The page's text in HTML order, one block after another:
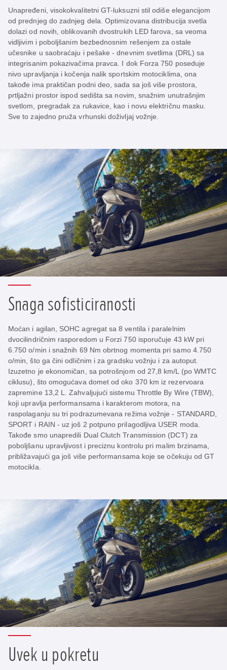
Unapređeni, visokokvalitetni GT-luksuzni stil odiše elegancijom
od prednjeg do zadnjeg dela. Optimizovana distribucija svetla
dolazi od novih, oblikovanih dvostrukih LED farova, sa veoma
vidljivim i poboljšanim bezbednosnim rešenjem za ostale
učesnike u saobraćaju i pešake - dnevnim svetlima (DRL) sa
integrisanim pokazivačima pravca. I dok Forza 750 poseduje
nivo upravljanja i kočenja nalik sportskim motociklima, ona
takođe ima praktičan podni deo, sada sa još više prostora,
prtljažni prostor ispod sedišta sa novim, snažnim unutrašnjim
svetlom, pregradak za rukavice, kao i novu električnu masku.
Sve to zajedno pruža vrhunski doživljaj vožnje.
Snaga sofisticiranosti
Moćan i agilan, SOHC agregat sa 8 ventila i paralelnim
dvocilindričnim rasporedom u Forzi 750 isporučuje 43 kW pri
6.750 o/min i snažnih 69 Nm obrtnog momenta pri samo 4.750
o/min, što ga čini odličnim i za gradsku vožnju i za autoput.
Izuzetno je ekonomičan, sa potrošnjom od 27,8 km/L (po WMTC
ciklusu), što omogućava domet od oko 370 km iz rezervoara
zapremine 13,2 L. Zahvaljujući sistemu Throttle By Wire (TBW),
koji upravlja performansama i karakterom motora, na
raspolaganju su tri podrazumevana režima vožnje - STANDARD,
SPORT i RAIN - uz još 2 potpuno prilagodljiva USER moda.
Takođe smo unapredili Dual Clutch Transmission (DCT) za
poboljšanu upravljivost i preciznu kontrolu pri malim brzinama,
približavajući ga još više performansama koje se očekuju od GT
motocikla.
Uvek u pokretu